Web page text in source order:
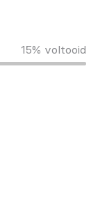
15% voltooid